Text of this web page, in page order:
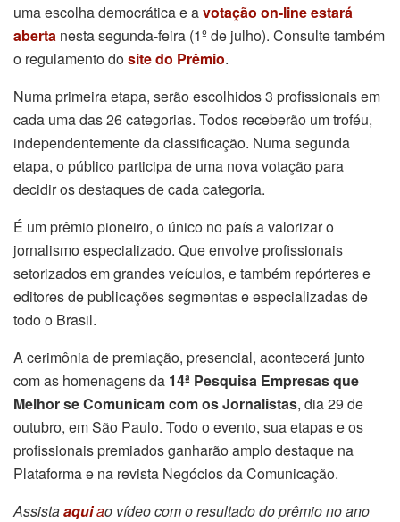
uma escolha democrática e avotação on-line estará
aberta nesta segunda-feira (1º de julho). Consulte também
o regulamento dosite do Prêmio.
Numa primeira etapa, serão escolhidos 3 profissionais em
cada uma das 26 categorias. Todos receberão um troféu,
independentemente da classificação. Numa segunda
etapa, o público participa de uma nova votação para
decidir os destaques de cada categoria.
É um prêmio pioneiro, o único no país a valorizar o
jornalismo especializado. Que envolve profissionais
setorizados em grandes veículos, e também repórteres e
editores de publicações segmentas e especializadas de
todo o Brasil.
A cerimônia de premiação, presencial, acontecerá junto
com as homenagens da 14ª Pesquisa Empresas que
Melhor se Comunicam com os Jornalistas, dia 29 de
outubro, em São Paulo. Todo o evento, sua etapas e os
profissionais premiados ganharão amplo destaque na
Plataforma e na revista Negócios da Comunicação.
Assistaaquiao vídeo com o resultado do prêmio no ano